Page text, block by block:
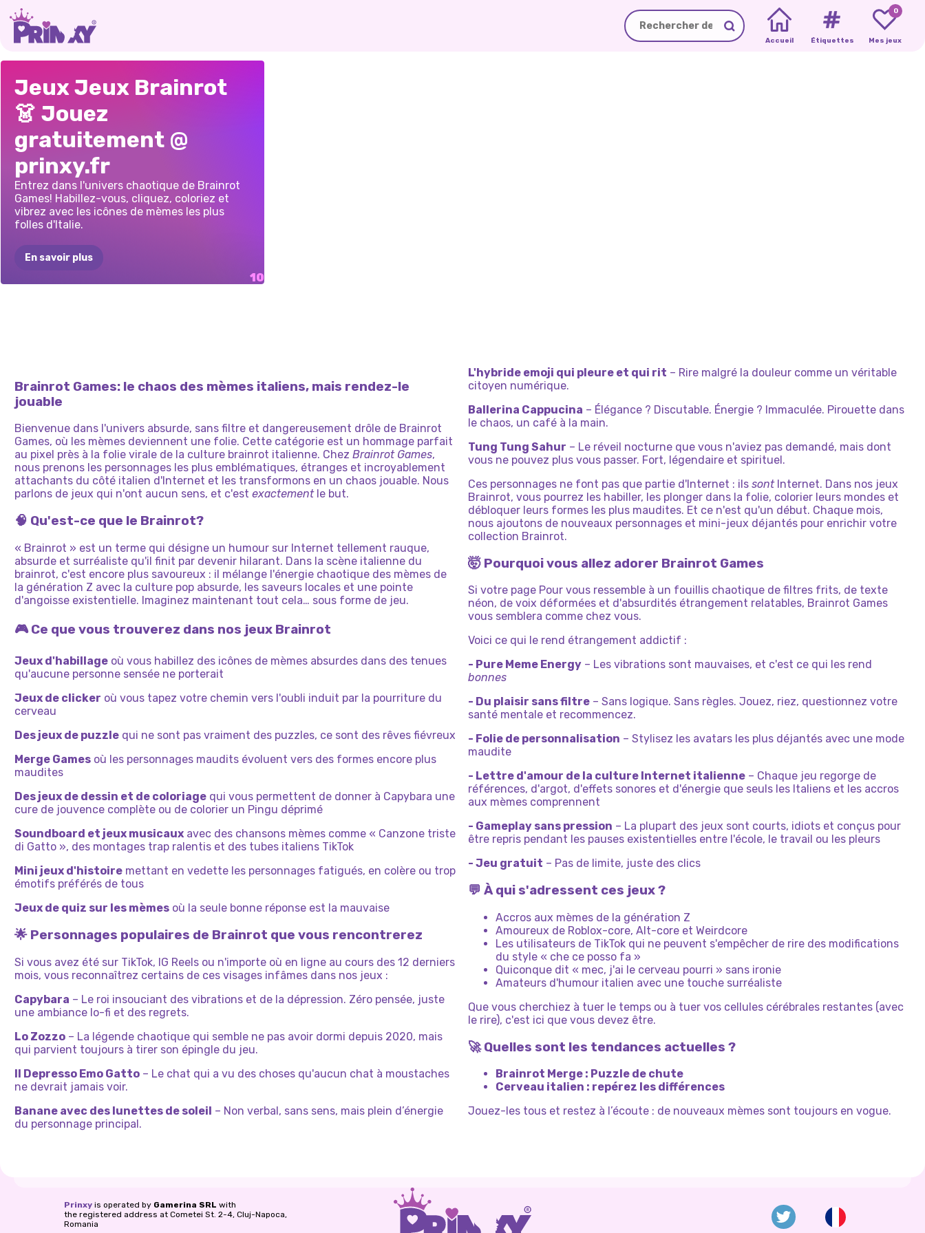
Accueil Étiquettes
0
Mes jeux
CERVEAU
POURRI
ORIGINAL
3D
HABILLAGE
ET
D'INTÉRIEUR
LES
ANIMAUX
BRAINROT
MERGE :
CHUTE
Jeux Jeux Brainrot
👗 Jouez
gratuitement @
prinxy.fr
Entrez dans l'univers chaotique de Brainrot
Games! Habillez-vous, cliquez, coloriez et
vibrez avec les icônes de mèmes les plus
folles d'Italie.
En savoir plus
Brainrot Games: le chaos des mèmes italiens, mais rendez-le
jouable
Bienvenue dans l'univers absurde, sans filtre et dangereusement drôle de Brainrot
Games, où les mèmes deviennent une folie. Cette catégorie est un hommage parfait
au pixel près à la folie virale de la culture brainrot italienne. Chez Brainrot Games,
nous prenons les personnages les plus emblématiques, étranges et incroyablement
attachants du côté italien d'Internet et les transformons en un chaos jouable. Nous
parlons de jeux qui n'ont aucun sens, et c'est exactementle but.
🧠 Qu'est-ce que le Brainrot?
« Brainrot » est un terme qui désigne un humour sur Internet tellement rauque,
absurde et surréaliste qu'il finit par devenir hilarant. Dans la scène italienne du
brainrot, c'est encore plus savoureux : il mélange l'énergie chaotique des mèmes de
la génération Z avec la culture pop absurde, les saveurs locales et une pointe
d'angoisse existentielle. Imaginez maintenant tout cela… sous forme de jeu.
🎮 Ce que vous trouverez dans nos jeux Brainrot
Jeux d'habillage où vous habillez des icônes de mèmes absurdes dans des tenues
qu'aucune personne sensée ne porterait
Jeux de clicker où vous tapez votre chemin vers l'oubli induit par la pourriture du
cerveau
Des jeux de puzzle qui ne sont pas vraiment des puzzles, ce sont des rêves fiévreux
Merge Games où les personnages maudits évoluent vers des formes encore plus
maudites
Des jeux de dessin et de coloriage qui vous permettent de donner à Capybara une
cure de jouvence complète ou de colorier un Pingu déprimé
Soundboard et jeux musicaux avec des chansons mèmes comme « Canzone triste
di Gatto », des montages trap ralentis et des tubes italiens TikTok
Mini jeux d'histoire mettant en vedette les personnages fatigués, en colère ou trop
émotifs préférés de tous
Jeux de quiz sur les mèmes où la seule bonne réponse est la mauvaise
🌟 Personnages populaires de Brainrot que vous rencontrerez
Si vous avez été sur TikTok, IG Reels ou n'importe où en ligne au cours des 12 derniers
mois, vous reconnaîtrez certains de ces visages infâmes dans nos jeux :
Capybara – Le roi insouciant des vibrations et de la dépression. Zéro pensée, juste
une ambiance lo-fi et des regrets.
Lo Zozzo – La légende chaotique qui semble ne pas avoir dormi depuis 2020, mais
qui parvient toujours à tirer son épingle du jeu.
Il Depresso Emo Gatto – Le chat qui a vu des choses qu'aucun chat à moustaches
ne devrait jamais voir.
Banane avec des lunettes de soleil – Non verbal, sans sens, mais plein d’énergie
du personnage principal.
L'hybride emoji qui pleure et qui rit – Rire malgré la douleur comme un véritable
citoyen numérique.
Ballerina Cappucina – Élégance ? Discutable. Énergie ? Immaculée. Pirouette dans
le chaos, un café à la main.
Tung Tung Sahur – Le réveil nocturne que vous n'aviez pas demandé, mais dont
vous ne pouvez plus vous passer. Fort, légendaire et spirituel.
Ces personnages ne font pas que partie d'Internet : ils sontInternet. Dans nos jeux
Brainrot, vous pourrez les habiller, les plonger dans la folie, colorier leurs mondes et
débloquer leurs formes les plus maudites. Et ce n'est qu'un début. Chaque mois,
nous ajoutons de nouveaux personnages et mini-jeux déjantés pour enrichir votre
collection Brainrot.
🤯 Pourquoi vous allez adorer Brainrot Games
Si votre page Pour vous ressemble à un fouillis chaotique de filtres frits, de texte
néon, de voix déformées et d'absurdités étrangement relatables, Brainrot Games
vous semblera comme chez vous.
Voici ce qui le rend étrangement addictif :
- Pure Meme Energy – Les vibrations sont mauvaises, et c'est ce qui les rend
bonnes
- Du plaisir sans filtre – Sans logique. Sans règles. Jouez, riez, questionnez votre
santé mentale et recommencez.
- Folie de personnalisation – Stylisez les avatars les plus déjantés avec une mode
maudite
- Lettre d'amour de la culture Internet italienne – Chaque jeu regorge de
références, d'argot, d'effets sonores et d'énergie que seuls les Italiens et les accros
aux mèmes comprennent
- Gameplay sans pression – La plupart des jeux sont courts, idiots et conçus pour
être repris pendant les pauses existentielles entre l'école, le travail ou les pleurs
- Jeu gratuit – Pas de limite, juste des clics
💬 À qui s'adressent ces jeux ?
Accros aux mèmes de la génération Z
Amoureux de Roblox-core, Alt-core et Weirdcore
Les utilisateurs de TikTok qui ne peuvent s'empêcher de rire des modifications
du style « che ce posso fa »
Quiconque dit « mec, j'ai le cerveau pourri » sans ironie
Amateurs d'humour italien avec une touche surréaliste
Que vous cherchiez à tuer le temps ou à tuer vos cellules cérébrales restantes (avec
le rire), c'est ici que vous devez être.
🚀 Quelles sont les tendances actuelles ?
Brainrot Merge : Puzzle de chute
Cerveau italien : repérez les différences
Jouez-les tous et restez à l’écoute : de nouveaux mèmes sont toujours en vogue.
Prinxyis operated by Gamerina SRL with
the registered address at Cometei St. 2-4, Cluj-Napoca,
Romania